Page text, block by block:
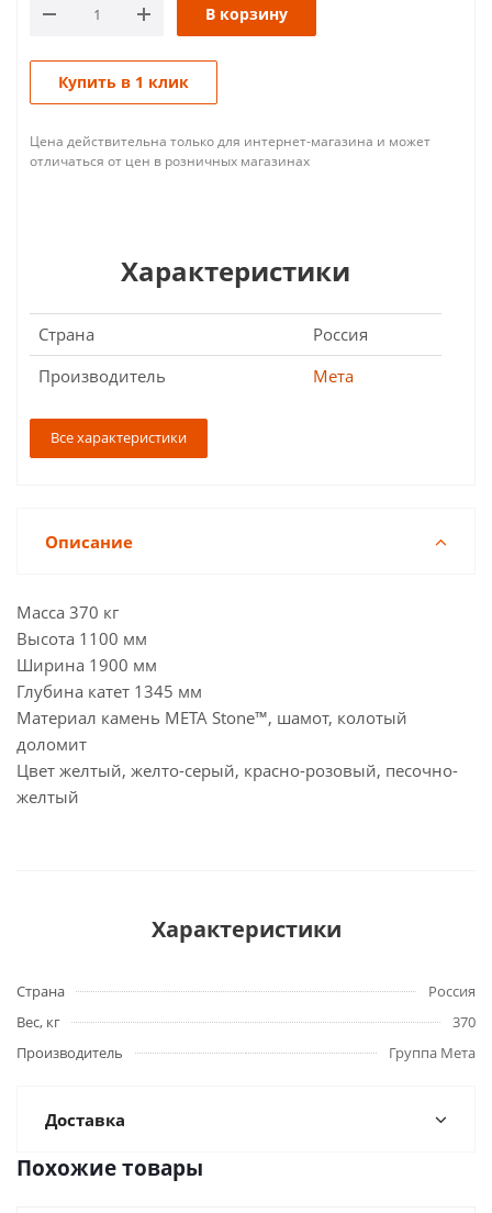
В корзину
Купить в 1 клик
Цена действительна только для интернет-магазина и может
отличаться от цен в розничных магазинах
Характеристики
Страна
Россия
Производитель
Мета
Все характеристики
Описание
Масса 370 кг
Высота 1100 мм
Ширина 1900 мм
Глубина катет 1345 мм
Материал камень META Stone™, шамот, колотый
доломит
Цвет желтый, желто-серый, красно-розовый, песочно-
желтый
Характеристики
Страна
Россия
Вес, кг
370
Производитель
Группа Мета
Доставка
Похожие товары